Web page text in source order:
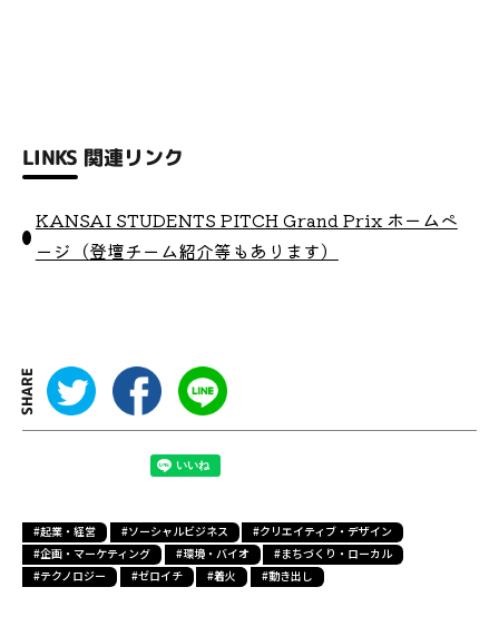
LINKS 関連リンク
KANSAI STUDENTS PITCH Grand Prix ホームペ
ージ（登壇チーム紹介等もあります）
SHARE
#起業・経営 #ソーシャルビジネス
#クリエイティブ・デザイン
#企画・マーケティング
#環境・バイオ
#まちづくり・ローカル
#テクノロジー
#ゼロイチ #着火 #動き出し